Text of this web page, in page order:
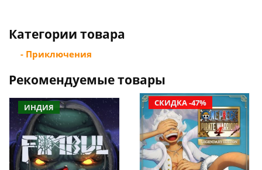
Категории товара
- Приключения
Рекомендуемые товары
ИНДИЯ СКИДКА -47%